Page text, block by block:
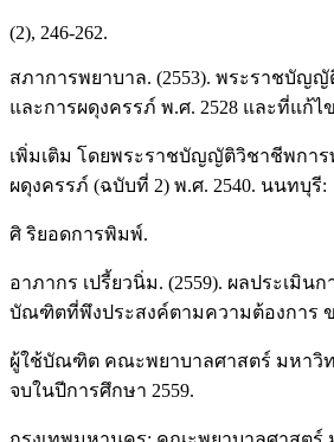
(2), 246-262.
สภาการพยาบาล. (2553). พระราชบัญ
และการผดุงครรภ์ พ.ศ. 2528 และที่แก้ไข
เพิ่มเติม โดยพระราชบัญญัติวิชาชีพการ
ผดุงครรภ์ (ฉบับที่ 2) พ.ศ. 2540. นนทบุรี:
ศิ ริยอดการพิมพ์.
อาภากร เปรี้ยวนิ่ม. (2559). ผลประเมิ
บัณฑิตที่พึงประสงค์ตามความต้องการ
ผู้ใช้บัณฑิต คณะพยาบาลศาสตร์ มหาวิ
จบในปีการศึกษา 2559.